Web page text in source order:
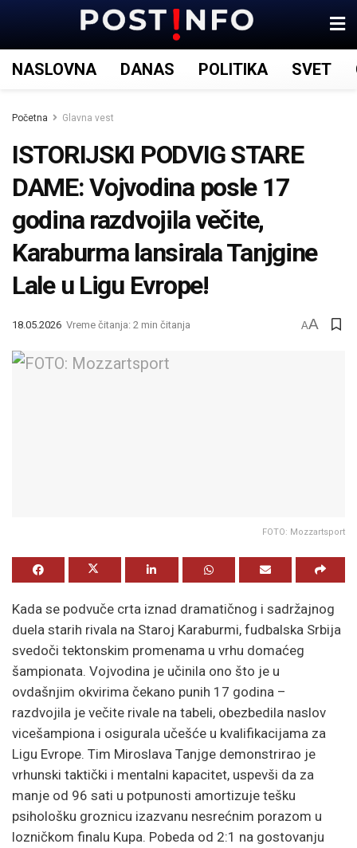
NASLOVNA DANAS POLITIKA SVET
Početna Glavna vest
ISTORIJSKI PODVIG STARE
DAME: Vojvodina posle 17
godina razdvojila večite,
Karaburma lansirala Tanjgine
Lale u Ligu Evrope!
18.05.2026 Vreme čitanja: 2 min čitanja AA
FOTO: Mozzartsport
Kada se podvuče crta iznad dramatičnog i sadržajnog
duela starih rivala na Staroj Karaburmi, fudbalska Srbija
svedoči tektonskim promenama u vrhu domaćeg
šampionata. Vojvodina je učinila ono što je u
ovdašnjim okvirima čekano punih 17 godina –
razdvojila je večite rivale na tabeli, obezbedila naslov
vicešampiona i osigurala učešće u kvalifikacijama za
Ligu Evrope. Tim Miroslava Tanjge demonstrirao je
vrhunski taktički i mentalni kapacitet, uspevši da za
manje od 96 sati u potpunosti amortizuje tešku
psihološku groznicu izazvanu nesrećnim porazom u
lozničkom finalu Kupa. Pobeda od 2:1 na gostovanju